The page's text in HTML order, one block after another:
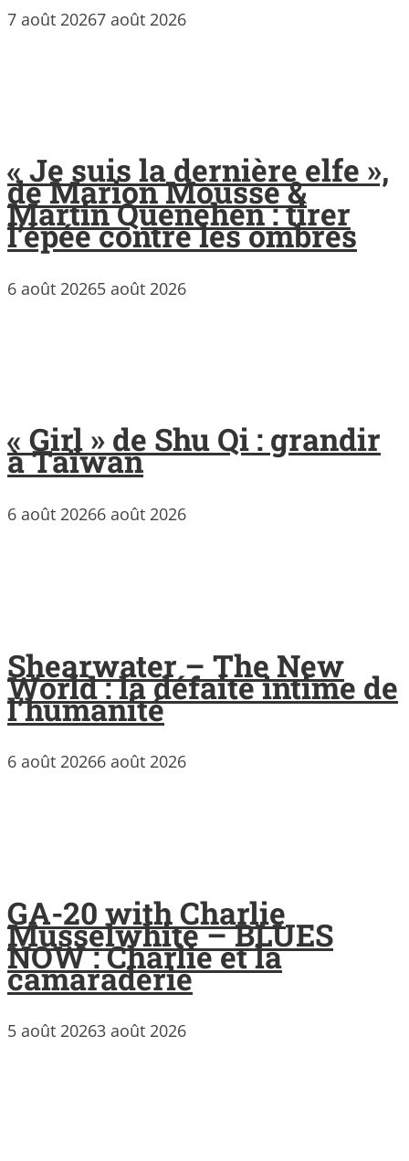
7 août 20267 août 2026
« Je suis la dernière elfe »,
de Marion Mousse &
Martin Quenehen : tirer
l’épée contre les ombres
6 août 20265 août 2026
« Girl » de Shu Qi : grandir
à Taïwan
6 août 20266 août 2026
Shearwater – The New
World : la défaite intime de
l’humanité
6 août 20266 août 2026
GA-20 with Charlie
Musselwhite – BLUES
NOW : Charlie et la
camaraderie
5 août 20263 août 2026